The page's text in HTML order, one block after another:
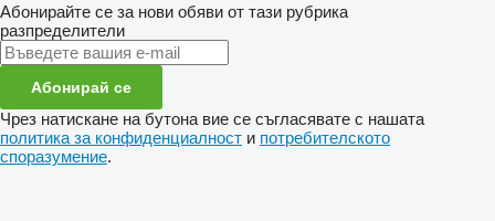
Абонирайте се за нови обяви от тази рубрика
разпределители
Абонирай се
Чрез натискане на бутона вие се съгласявате с нашата
политика за конфиденциалност и потребителското
споразумение.